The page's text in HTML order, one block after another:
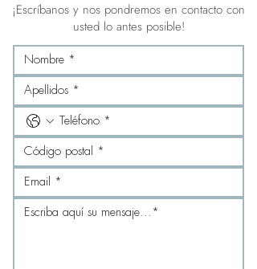
¡Escríbanos y nos pondremos en contacto con
usted lo antes posible!